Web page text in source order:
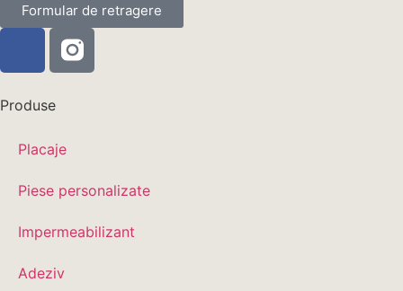
Formular de retragere
Produse
Placaje
Piese personalizate
Impermeabilizant
Adeziv